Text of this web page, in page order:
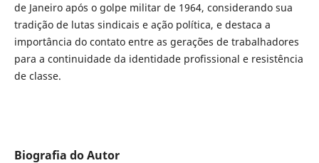
de Janeiro após o golpe militar de 1964, considerando sua
tradição de lutas sindicais e ação política, e destaca a
importância do contato entre as gerações de trabalhadores
para a continuidade da identidade profissional e resistência
de classe.
Biografia do Autor